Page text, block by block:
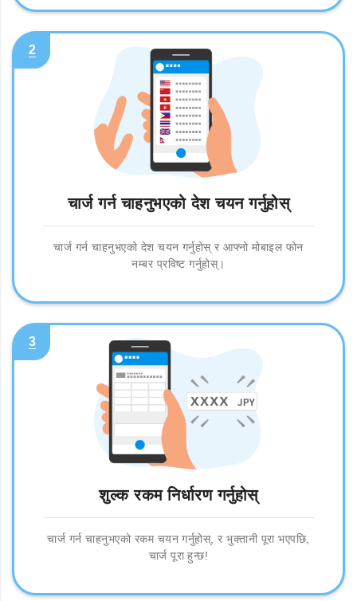
2
चार्ज गर्न चाहनुभएको देश चयन गर्नुहोस्
चार्ज गर्न चाहनुभएको देश चयन गर्नुहोस् र आफ्नो मोबाइल फोन
नम्बर प्रविष्ट गर्नुहोस्।
3
शुल्क रकम निर्धारण गर्नुहोस्
चार्ज गर्न चाहनुभएको रकम चयन गर्नुहोस्, र भुक्तानी पूरा भएपछि,
चार्ज पूरा हुन्छ!